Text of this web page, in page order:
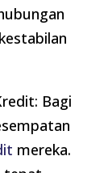
Bagi
mereka.